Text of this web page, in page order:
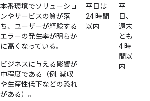
本番環境でソリューショ
ンやサービスの質が落
ち、ユーザーが経験する
エラーの発生率が明らか
に高くなっている。
ビジネスに与える影響が
中程度である（例: 減収
や生産性低下などの恐れ
がある）。
平日は
24 時間
以内
平
日、
週末
とも
4 時
間以
内